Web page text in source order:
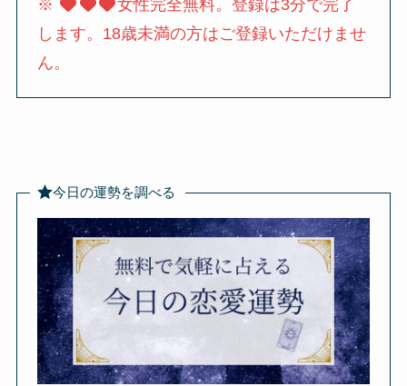
※
女性完全無料。登録は3分で完了
します。18歳未満の方はご登録いただけませ
ん。
今日の運勢を調べる